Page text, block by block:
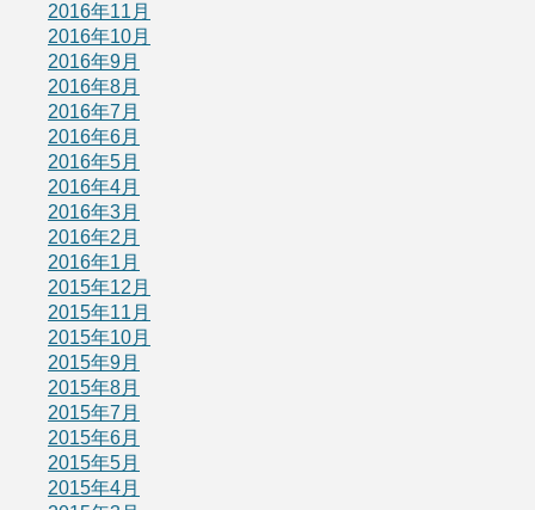
2016年11月
2016年10月
2016年9月
2016年8月
2016年7月
2016年6月
2016年5月
2016年4月
2016年3月
2016年2月
2016年1月
2015年12月
2015年11月
2015年10月
2015年9月
2015年8月
2015年7月
2015年6月
2015年5月
2015年4月